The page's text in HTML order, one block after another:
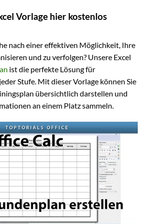
Vorlage hier kostenlos
nach einer effektiven Möglichkeit, Ihre
und zu verfolgen? Unsere Excel
ist die perfekte Lösung für
Stufe. Mit dieser Vorlage können Sie
übersichtlich darstellen und
an einem Platz sammeln.